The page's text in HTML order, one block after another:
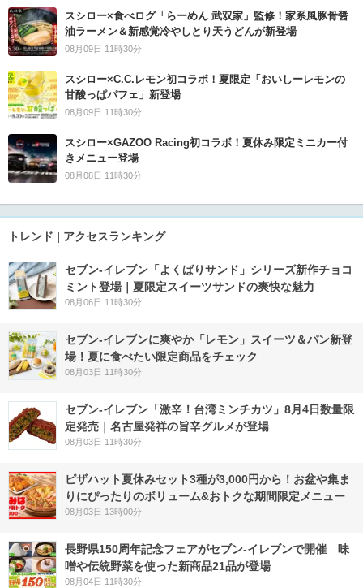
スシロー×食べログ「らーめん 武双家」監修！家系風豚骨醤
油ラーメン＆新感覚冷やしとり天うどんが新登場
08月09日 11時30分
スシロー×C.C.レモン初コラボ！夏限定「おいしーレモンの
甘酸っぱパフェ」新登場
08月09日 11時30分
スシロー×GAZOO Racing初コラボ！夏休み限定ミニカー付
きメニュー登場
08月08日 11時30分
トレンド | アクセスランキング
セブン‐イレブン「よくばりサンド」シリーズ新作チョコ
ミント登場｜夏限定スイーツサンドの爽快な魅力
08月06日 11時30分
セブン‐イレブンに爽やか「レモン」スイーツ＆パン新登
場！夏に食べたい限定商品をチェック
08月03日 11時30分
セブン-イレブン「激辛！台湾ミンチカツ」8月4日数量限
定発売｜名古屋発祥の旨辛グルメが登場
08月03日 11時30分
ピザハット夏休みセット3種が3,000円から！お盆や集ま
りにぴったりのボリューム&おトクな期間限定メニュー
08月03日 13時00分
長野県150周年記念フェアがセブン-イレブンで開催 味
噌や伝統野菜を使った新商品21品が登場
08月04日 11時30分